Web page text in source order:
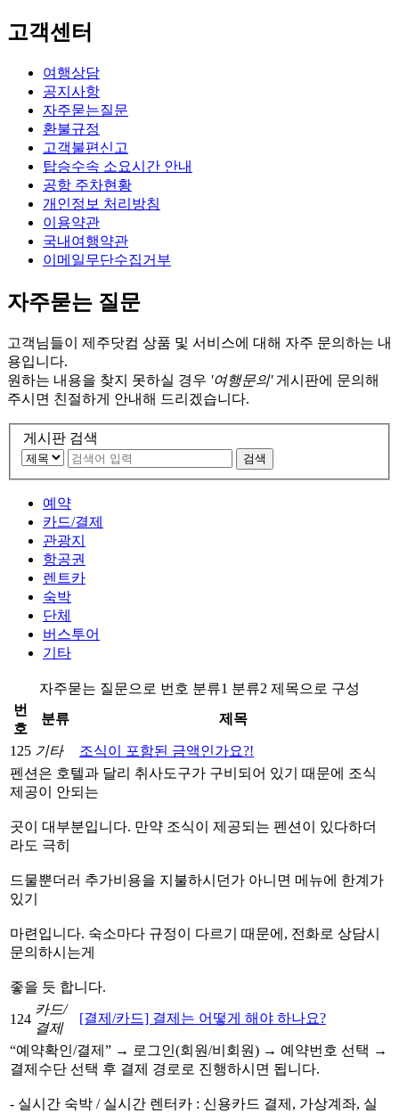
고객센터
여행상담
공지사항
자주묻는질문
환불규정
고객불편신고
탑승수속 소요시간 안내
공항 주차현황
개인정보 처리방침
이용약관
국내여행약관
이메일무단수집거부
자주묻는 질문
고객님들이 제주닷컴 상품 및 서비스에 대해 자주 문의하는 내
용입니다.
원하는 내용을 찾지 못하실 경우 '여행문의'게시판에 문의해
주시면 친절하게 안내해 드리겠습니다.
게시판 검색
검색
예약
카드/결제
관광지
항공권
렌트카
숙박
단체
버스투어
기타
자주묻는 질문으로 번호 분류1 분류2 제목으로 구성
번
호
분류 제목
125 기타
조식이 포함된 금액인가요?!
펜션은 호텔과 달리 취사도구가 구비되어 있기 때문에 조식
제공이 안되는
곳이 대부분입니다. 만약 조식이 제공되는 펜션이 있다하더
라도 극히
드물뿐더러 추가비용을 지불하시던가 아니면 메뉴에 한계가
있기
마련입니다. 숙소마다 규정이 다르기 때문에, 전화로 상담시
문의하시는게
좋을 듯 합니다.
124
카드/
결제
[결제/카드] 결제는 어떻게 해야 하나요?
“예약확인/결제” → 로그인(회원/비회원) → 예약번호 선택 →
결제수단 선택 후 결제 경로로 진행하시면 됩니다.
- 실시간 숙박 / 실시간 렌터카 : 신용카드 결제, 가상계좌, 실